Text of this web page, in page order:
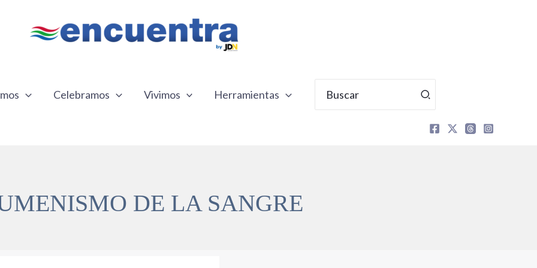
Celebramos Vivimos Herramientas
por:
DE LA SANGRE